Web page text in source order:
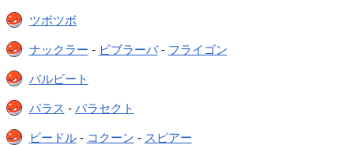
ツボツボ
ナックラー - ビブラーバ- フライゴン
バルビート
パラス - パラセクト
ビードル- コクーン - スピアー